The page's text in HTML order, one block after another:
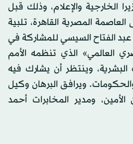
الخارجية والإعلام، وذلك قبل
المصرية القاهرة، تلبية
الفتاح السيسي للمشاركة في
العالمي» الذي تنظمه الأمم
وينتظر أن يشارك فيه
ويرافق البرهان وكيل
ومدير المخابرات أحمد